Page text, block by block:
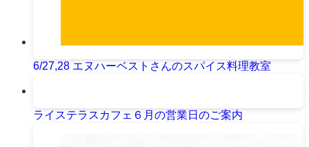
6/27,28 エヌハーベストさんのスパイス料理教室
ライステラスカフェ６月の営業日のご案内